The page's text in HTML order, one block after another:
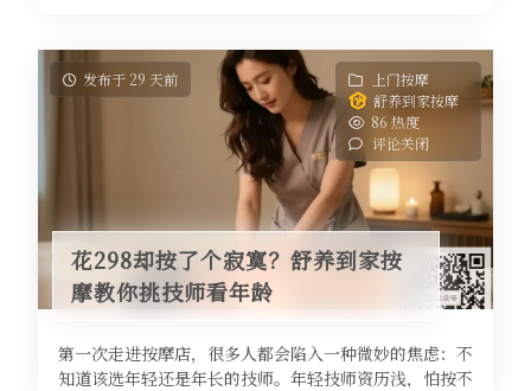
发布于 29 天前
上门按摩
舒养到家按摩
86 热度
评论关闭
花298却按了个寂寞？舒养到家按
摩教你挑技师看年龄
第一次走进按摩店，很多人都会陷入一种微妙的焦虑：不
知道该选年轻还是年长的技师。年轻技师资历浅，怕按不